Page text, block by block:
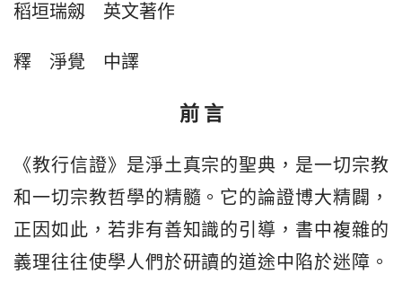
稻垣瑞劔　英文著作
釋　淨覺　中譯
前 言
《教行信證》是淨土真宗的聖典，是一切宗教
和一切宗教哲學的精髓。它的論證博大精闢，
正因如此，若非有善知識的引導，書中複雜的
義理往往使學人們於研讀的道途中陷於迷障。